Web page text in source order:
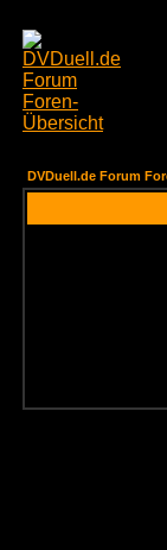
DVDuell.de Forum